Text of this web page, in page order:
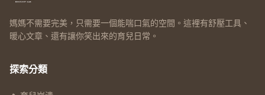
媽媽不需要完美，只需要一個能喘口氣的空間。這裡有舒壓工具、
暖心文章、還有讓你笑出來的育兒日常。
探索分類